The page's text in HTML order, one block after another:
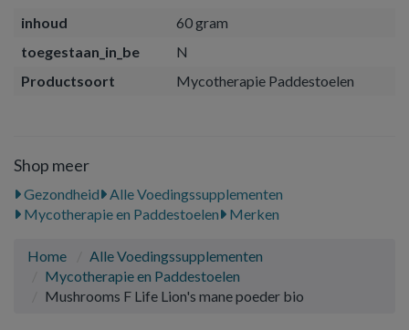
inhoud
60 gram
toegestaan_in_be
N
Productsoort
Mycotherapie Paddestoelen
Shop meer
Gezondheid
Alle Voedingssupplementen
Mycotherapie en Paddestoelen
Merken
Home
Alle Voedingssupplementen
Mycotherapie en Paddestoelen
Mushrooms F Life Lion's mane poeder bio